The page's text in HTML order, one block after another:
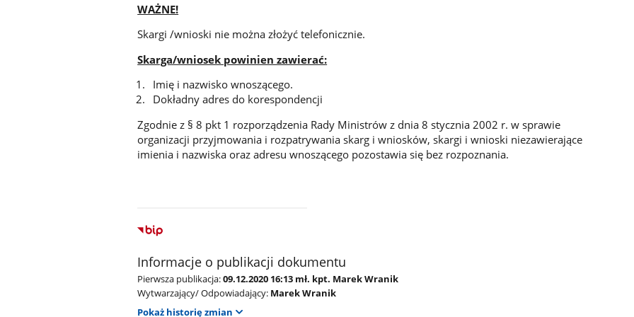
WAŻNE!
Skargi /wnioski nie można złożyć telefonicznie.
Skarga/wniosek powinien zawierać:
Imię i nazwisko wnoszącego.
Dokładny adres do korespondencji
Zgodnie z § 8 pkt 1 rozporządzenia Rady Ministrów z dnia 8 stycznia 2002 r. w sprawie
organizacji przyjmowania i rozpatrywania skarg i wniosków, skargi i wnioski niezawierające
imienia i nazwiska oraz adresu wnoszącego pozostawia się bez rozpoznania.
Informacje o publikacji dokumentu
Pierwsza publikacja:09.12.2020 16:13 mł. kpt. Marek Wranik
Wytwarzający/ Odpowiadający: Marek Wranik
Pokaż historię zmian